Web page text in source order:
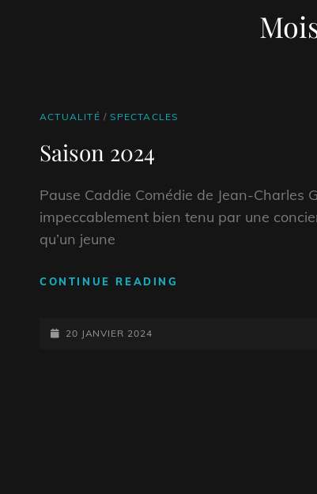
CAT
ACTUALITÉ /SPECTACLES
Saison 2024
Pause Caddie Comédie de Jean-Charles
impeccablement bien tenu par une
qu’un jeune
CONTINUE READING
POSTED-
20 JANVIER 2024